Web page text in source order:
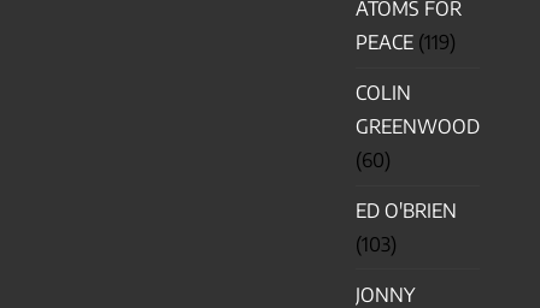
ATOMS FOR
PEACE (119)
COLIN
GREENWOOD
(60)
ED O'BRIEN
(103)
JONNY